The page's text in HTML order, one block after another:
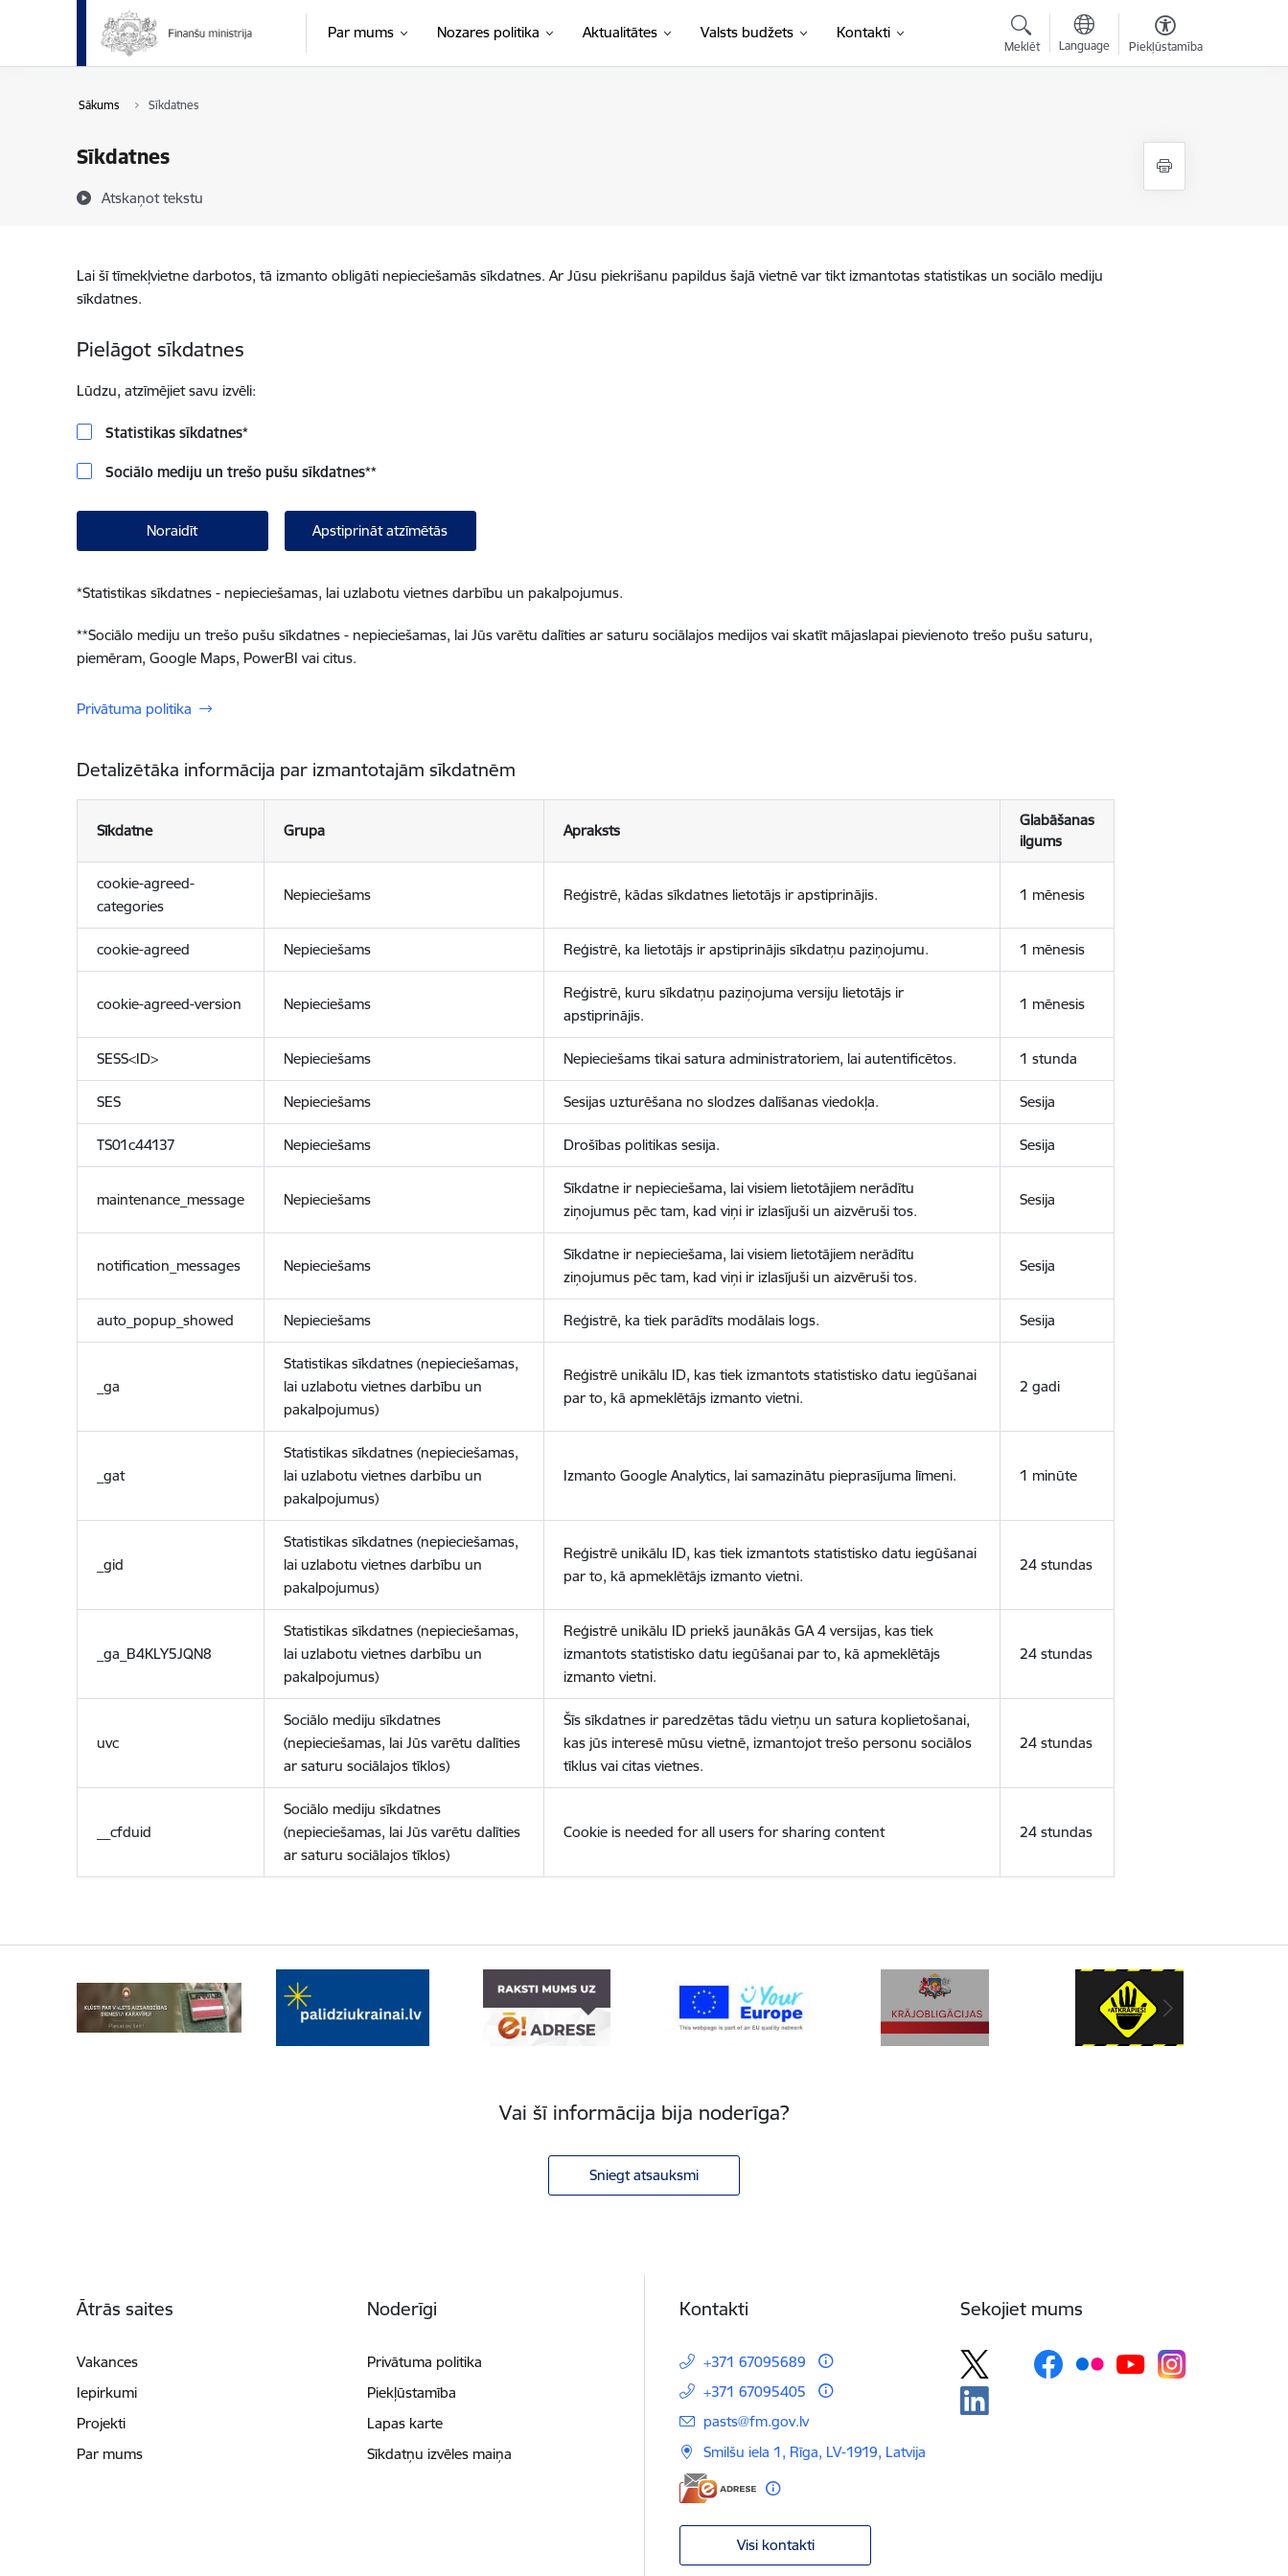
Pāriet uz lapas saturu
Par mums Nozares politika Aktualitātes Valsts budžets Kontakti
Meklēt Language Piekļūstamība
Sākums Sīkdatnes
Sīkdatnes
Atskaņot tekstu
Lai šī tīmekļvietne darbotos, tā izmanto obligāti nepieciešamās sīkdatnes. Ar Jūsu piekrišanu papildus šajā vietnē var tikt izmantotas statistikas un sociālo mediju
sīkdatnes.
Pielāgot sīkdatnes
Lūdzu, atzīmējiet savu izvēli:
Statistikas sīkdatnes*
Sociālo mediju un trešo pušu sīkdatnes**
Noraidīt Apstiprināt atzīmētās
*Statistikas sīkdatnes - nepieciešamas, lai uzlabotu vietnes darbību un pakalpojumus.
**Sociālo mediju un trešo pušu sīkdatnes - nepieciešamas, lai Jūs varētu dalīties ar saturu sociālajos medijos vai skatīt mājaslapai pievienoto trešo pušu saturu,
piemēram, Google Maps, PowerBI vai citus.
Privātuma politika
Detalizētāka informācija par izmantotajām sīkdatnēm
Sīkdatne Grupa Apraksts
Glabāšanas
ilgums
cookie-agreed-
categories
Nepieciešams Reģistrē, kādas sīkdatnes lietotājs ir apstiprinājis. 1 mēnesis
cookie-agreed Nepieciešams Reģistrē, ka lietotājs ir apstiprinājis sīkdatņu paziņojumu. 1 mēnesis
cookie-agreed-version Nepieciešams
Reģistrē, kuru sīkdatņu paziņojuma versiju lietotājs ir
apstiprinājis.
1 mēnesis
SESS<ID> Nepieciešams Nepieciešams tikai satura administratoriem, lai autentificētos. 1 stunda
SES Nepieciešams Sesijas uzturēšana no slodzes dalīšanas viedokļa. Sesija
TS01c44137 Nepieciešams Drošības politikas sesija. Sesija
maintenance_message Nepieciešams
Sīkdatne ir nepieciešama, lai visiem lietotājiem nerādītu
ziņojumus pēc tam, kad viņi ir izlasījuši un aizvēruši tos.
Sesija
notification_messages Nepieciešams
Sīkdatne ir nepieciešama, lai visiem lietotājiem nerādītu
ziņojumus pēc tam, kad viņi ir izlasījuši un aizvēruši tos.
Sesija
auto_popup_showed Nepieciešams Reģistrē, ka tiek parādīts modālais logs. Sesija
_ga
Statistikas sīkdatnes (nepieciešamas,
lai uzlabotu vietnes darbību un
pakalpojumus)
Reģistrē unikālu ID, kas tiek izmantots statistisko datu iegūšanai
par to, kā apmeklētājs izmanto vietni.
2 gadi
_gat
Statistikas sīkdatnes (nepieciešamas,
lai uzlabotu vietnes darbību un
pakalpojumus)
Izmanto Google Analytics, lai samazinātu pieprasījuma līmeni. 1 minūte
_gid
Statistikas sīkdatnes (nepieciešamas,
lai uzlabotu vietnes darbību un
pakalpojumus)
Reģistrē unikālu ID, kas tiek izmantots statistisko datu iegūšanai
par to, kā apmeklētājs izmanto vietni.
24 stundas
_ga_B4KLY5JQN8
Statistikas sīkdatnes (nepieciešamas,
lai uzlabotu vietnes darbību un
pakalpojumus)
Reģistrē unikālu ID priekš jaunākās GA 4 versijas, kas tiek
izmantots statistisko datu iegūšanai par to, kā apmeklētājs
izmanto vietni.
24 stundas
uvc
Sociālo mediju sīkdatnes
(nepieciešamas, lai Jūs varētu dalīties
ar saturu sociālajos tīklos)
Šīs sīkdatnes ir paredzētas tādu vietņu un satura koplietošanai,
kas jūs interesē mūsu vietnē, izmantojot trešo personu sociālos
tīklus vai citas vietnes.
24 stundas
__cfduid
Sociālo mediju sīkdatnes
(nepieciešamas, lai Jūs varētu dalīties
ar saturu sociālajos tīklos)
Cookie is needed for all users for sharing content 24 stundas
Vai šī informācija bija noderīga?
Sniegt atsauksmi
Ātrās saites
Vakances
Iepirkumi
Projekti
Par mums
Noderīgi
Privātuma politika
Piekļūstamība
Lapas karte
Sīkdatņu izvēles maiņa
Kontakti
+371 67095689
+371 67095405
E-pasts:
pasts@fm.gov.lv
Smilšu iela 1, Rīga, LV-1919, Latvija
Visi kontakti
Sekojiet mums